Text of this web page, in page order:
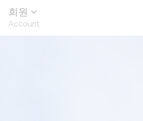
회원
Account